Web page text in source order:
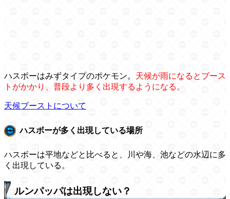
ハスボーはみずタイプのポケモン。 天候が雨になるとブース
トがかかり、普段より多く出現するようになる。
天候ブーストについて
ハスボーが多く出現している場所
ハスボーは平地などと比べると、川や海、池などの水辺に多
く出現している。
ルンパッパは出現しない？